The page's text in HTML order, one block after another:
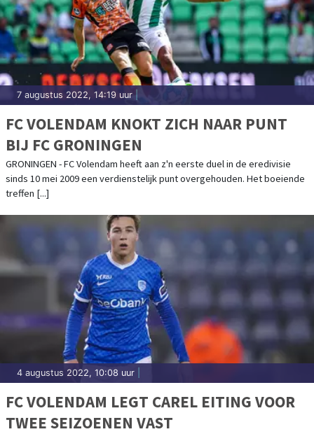
7 augustus 2022, 14:19 uur|
FC VOLENDAM KNOKT ZICH NAAR PUNT
BIJ FC GRONINGEN
GRONINGEN - FC Volendam heeft aan z'n eerste duel in de eredivisie
sinds 10 mei 2009 een verdienstelijk punt overgehouden. Het boeiende
treffen [...]
4 augustus 2022, 10:08 uur
FC VOLENDAM LEGT CAREL EITING VOOR
TWEE SEIZOENEN VAST